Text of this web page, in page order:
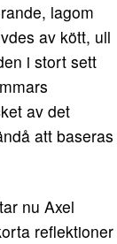
lagom
av kött, ull
i stort sett
av det
att baseras
nu Axel
reflektioner